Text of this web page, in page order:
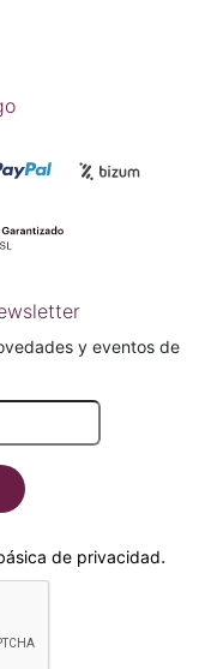
y eventos de
de privacidad.